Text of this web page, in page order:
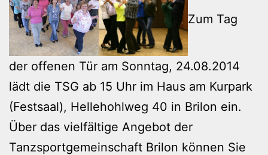
Zum Tag
der offenen Tür am Sonntag, 24.08.2014
lädt die TSG ab 15 Uhr im Haus am Kurpark
(Festsaal), Hellehohlweg 40 in Brilon ein.
Über das vielfältige Angebot der
Tanzsportgemeinschaft Brilon können Sie